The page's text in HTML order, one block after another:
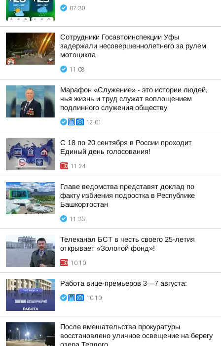
07:30
Сотрудники Госавтоинспекции Уфы
задержали несовершеннолетнего за рулем
мотоцикла
11:08
Марафон «Служение» - это истории людей,
чья жизнь и труд служат воплощением
подлинного служения обществу
12:01
С 18 по 20 сентября в России проходит
Единый день голосования!
11:24
Главе ведомства представят доклад по
факту избиения подростка в Республике
Башкортостан
11:33
Телеканал БСТ в честь своего 25-летия
открывает «Золотой фонд»!
10:10
Работа вице-премьеров 3—7 августа:
10:10
После вмешательства прокуратуры
восстановлено уличное освещение на берегу